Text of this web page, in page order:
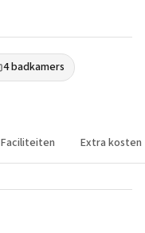
4 badkamers
Faciliteiten Extra kosten